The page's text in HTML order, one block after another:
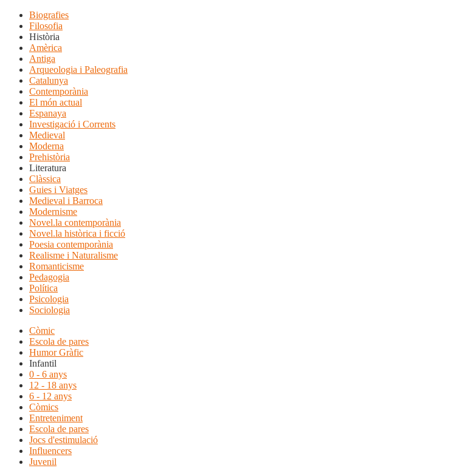
Biografies
Filosofia
Història
Amèrica
Antiga
Arqueologia i Paleografia
Catalunya
Contemporània
El món actual
Espanaya
Investigació i Corrents
Medieval
Moderna
Prehistòria
Literatura
Clàssica
Guies i Viatges
Medieval i Barroca
Modernisme
Novel.la contemporània
Novel.la històrica i ficció
Poesia contemporània
Realisme i Naturalisme
Romanticisme
Pedagogia
Política
Psicologia
Sociologia
Còmic
Escola de pares
Humor Gràfic
Infantil
0 - 6 anys
12 - 18 anys
6 - 12 anys
Còmics
Entreteniment
Escola de pares
Jocs d'estimulació
Influencers
Juvenil